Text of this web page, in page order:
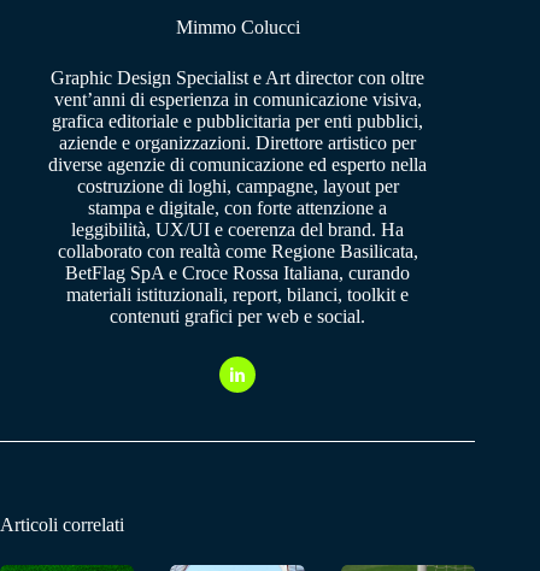
Mimmo Colucci
Graphic Design Specialist e Art director con oltre
vent’anni di esperienza in comunicazione visiva,
grafica editoriale e pubblicitaria per enti pubblici,
aziende e organizzazioni. Direttore artistico per
diverse agenzie di comunicazione ed esperto nella
costruzione di loghi, campagne, layout per
stampa e digitale, con forte attenzione a
leggibilità, UX/UI e coerenza del brand. Ha
collaborato con realtà come Regione Basilicata,
BetFlag SpA e Croce Rossa Italiana, curando
materiali istituzionali, report, bilanci, toolkit e
contenuti grafici per web e social.
Articoli correlati